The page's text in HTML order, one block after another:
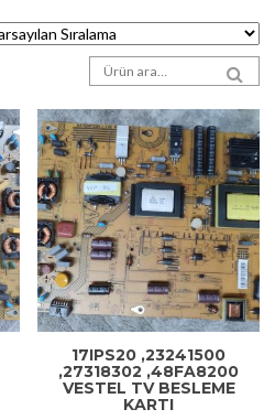
Arama sonuçları:
17IPS20 ,23241500
,27318302 ,48FA8200
VESTEL TV BESLEME
KARTI